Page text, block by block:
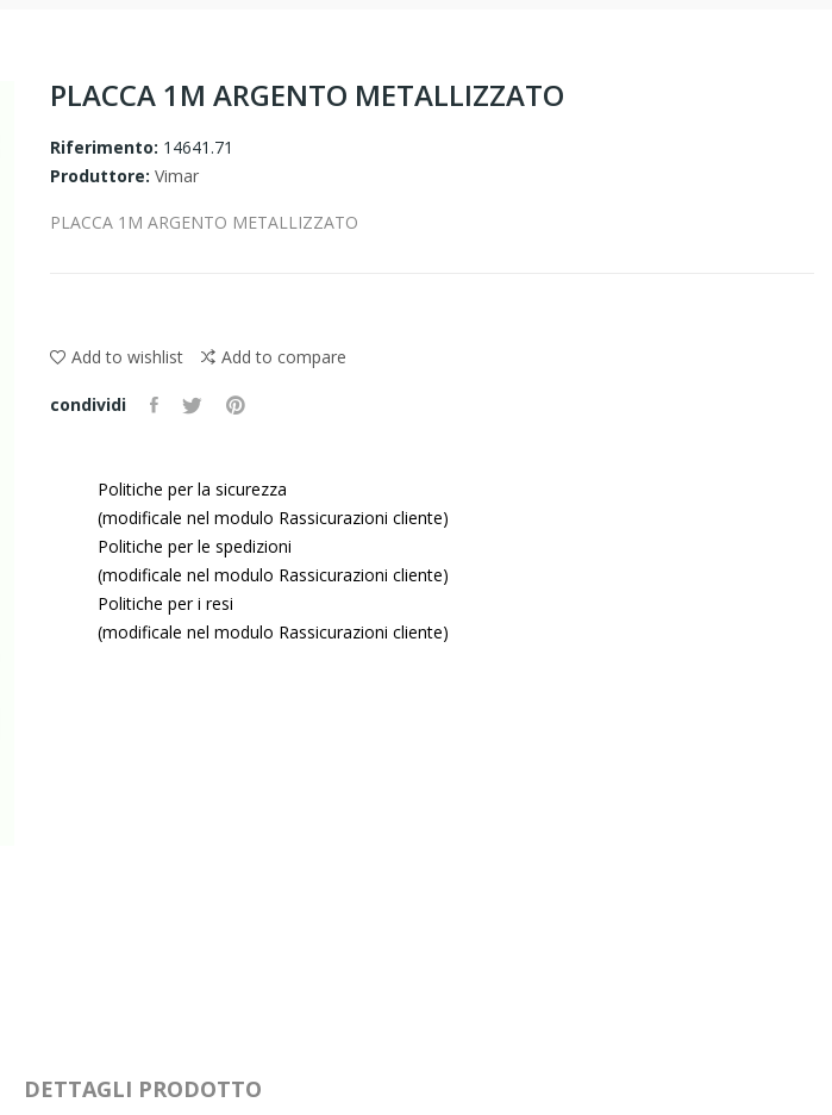
PLACCA 1M ARGENTO METALLIZZATO
Riferimento: 14641.71
Produttore: Vimar
PLACCA 1M ARGENTO METALLIZZATO
Add to wishlist Add to compare
condividi
Politiche per la sicurezza
(modificale nel modulo Rassicurazioni cliente)
Politiche per le spedizioni
(modificale nel modulo Rassicurazioni cliente)
Politiche per i resi
(modificale nel modulo Rassicurazioni cliente)
DETTAGLI PRODOTTO